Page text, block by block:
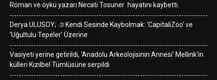
Roman ve öykü yazarı Necati Tosuner hayatını kaybetti.
Derya ULUSOY;
Kendi Sesinde Kaybolmak: ‘CapitaliZoo’ ve
‘Uğultulu Tepeler’ Üzerine
Vasiyeti yerine getirildi, ‘Anadolu Arkeolojisinin Annesi’ Mellink’in
külleri Kızılbel Tümlüsüne serpildi